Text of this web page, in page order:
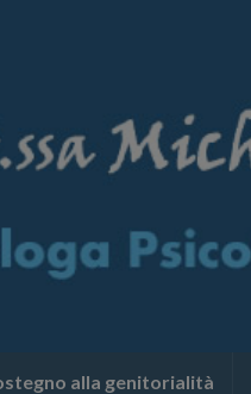
alla genitorialità